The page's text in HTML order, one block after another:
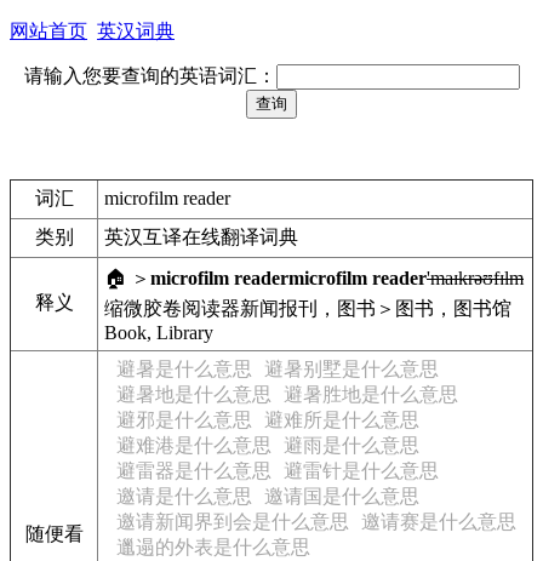
网站首页 英汉词典
请输入您要查询的英语词汇：
词汇
microfilm reader
类别
英汉互译在线翻译词典
释义
🏠 ＞ microfilm readermicrofilm reader'maɪkrəʊfɪlm
缩微胶卷阅读器新闻报刊，图书＞图书，图书馆
Book, Library
随便看
避暑是什么意思
避暑别墅是什么意思
避暑地是什么意思
避暑胜地是什么意思
避邪是什么意思
避难所是什么意思
避难港是什么意思
避雨是什么意思
避雷器是什么意思
避雷针是什么意思
邀请是什么意思
邀请国是什么意思
邀请新闻界到会是什么意思
邀请赛是什么意思
邋遢的外表是什么意思